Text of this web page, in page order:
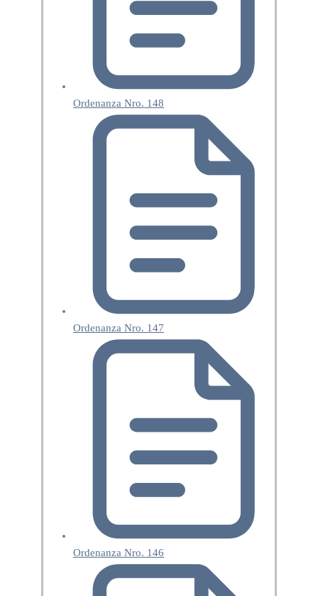
Ordenanza Nro. 148
Ordenanza Nro. 147
Ordenanza Nro. 146